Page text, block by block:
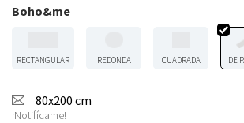
Boho&me
RECTANGULAR REDONDA CUADRADA DE
80x200 cm
¡Notifícame!